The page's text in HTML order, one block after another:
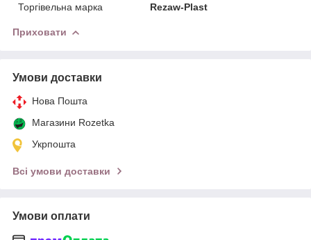
Торгівельна марка
Rezaw-Plast
Приховати
Умови доставки
Нова Пошта
Магазини Rozetka
Укрпошта
Всі умови доставки
Умови оплати